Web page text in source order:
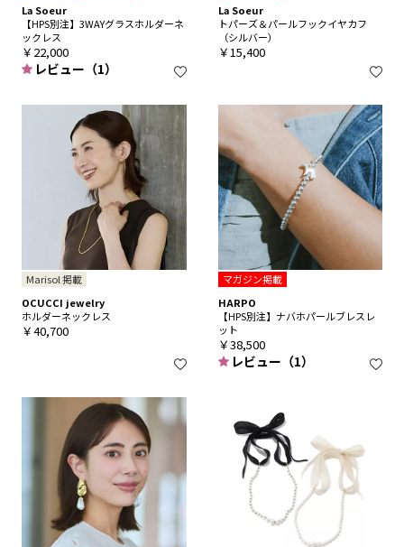
La Soeur
【HPS別注】3WAYグラスホルダーネ
ックレス
￥22,000
レビュー（1）
La Soeur
トパーズ＆パールフックイヤカフ
（シルバー）
￥15,400
Marisol 掲載
OCUCCI jewelry
ホルダーネックレス
￥40,700
マガジン掲載
HARPO
【HPS別注】ナバホパールブレスレ
ット
￥38,500
レビュー（1）